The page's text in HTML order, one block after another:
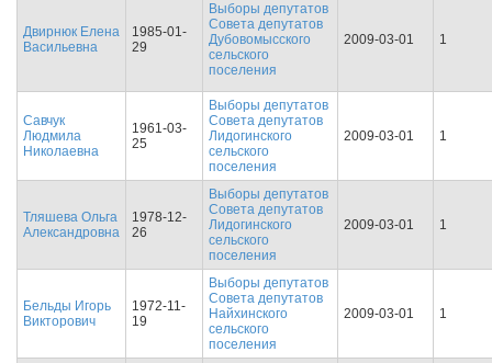
Двирнюк Елена
Васильевна
1985-01-
29
Выборы депутатов
Совета депутатов
Дубовомысского
сельского
поселения
2009-03-01 1
Савчук
Людмила
Николаевна
1961-03-
25
Выборы депутатов
Совета депутатов
Лидогинского
сельского
поселения
2009-03-01 1
Тляшева Ольга
Александровна
1978-12-
26
Выборы депутатов
Совета депутатов
Лидогинского
сельского
поселения
2009-03-01 1
Бельды Игорь
Викторович
1972-11-
19
Выборы депутатов
Совета депутатов
Найхинского
сельского
поселения
2009-03-01 1